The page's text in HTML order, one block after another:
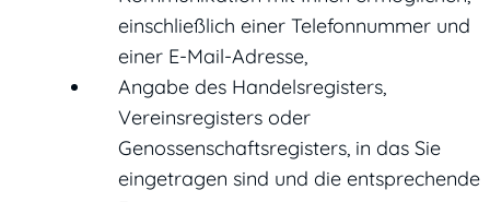
einschließlich einer Telefonnummer und
einer E-Mail-Adresse,
Angabe des Handelsregisters,
Vereinsregisters oder
Genossenschaftsregisters, in das Sie
eingetragen sind und die entsprechende